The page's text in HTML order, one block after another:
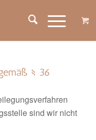
§ 36
sind wir nicht